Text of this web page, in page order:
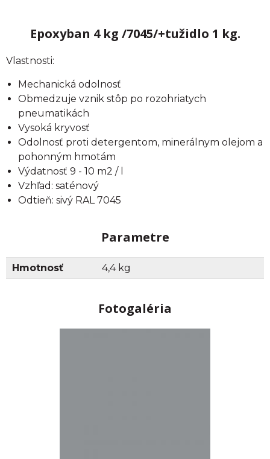
Epoxyban 4 kg /7045/+tužidlo 1 kg.
Vlastnosti:
Mechanická odolnosť
Obmedzuje vznik stôp po rozohriatych
pneumatikách
Vysoká kryvosť
Odolnosť proti detergentom, minerálnym olejom a
pohonným hmotám
Výdatnosť 9 - 10 m2 / l
Vzhľad: saténový
Odtieň: sivý RAL 7045
Parametre
Hmotnosť 4,4 kg
Fotogaléria